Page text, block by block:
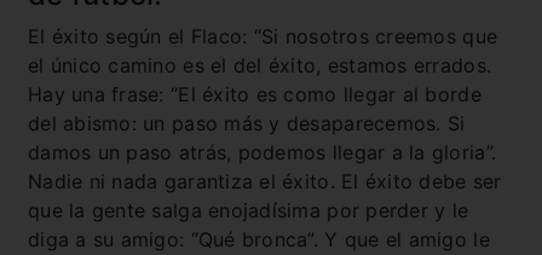
El éxito según el Flaco: “Si nosotros creemos que
el único camino es el del éxito, estamos errados.
Hay una frase: “El éxito es como llegar al borde
del abismo: un paso más y desaparecemos. Si
damos un paso atrás, podemos llegar a la gloria”.
Nadie ni nada garantiza el éxito. El éxito debe ser
que la gente salga enojadísima por perder y le
diga a su amigo: “Qué bronca”. Y que el amigo le